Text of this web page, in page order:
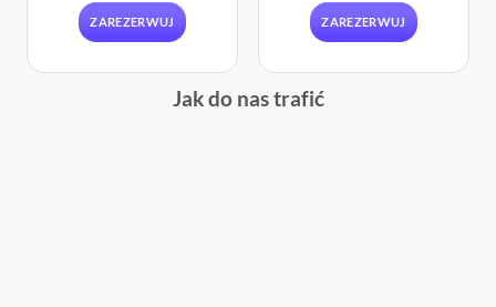
ZAREZERWUJ ZAREZERWUJ
Jak do nas trafić